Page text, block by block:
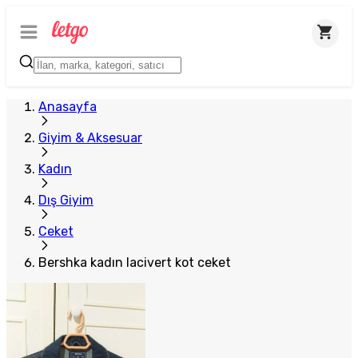
Anasayfa
Giyim & Aksesuar
Kadın
Dış Giyim
Ceket
Bershka kadın lacivert kot ceket